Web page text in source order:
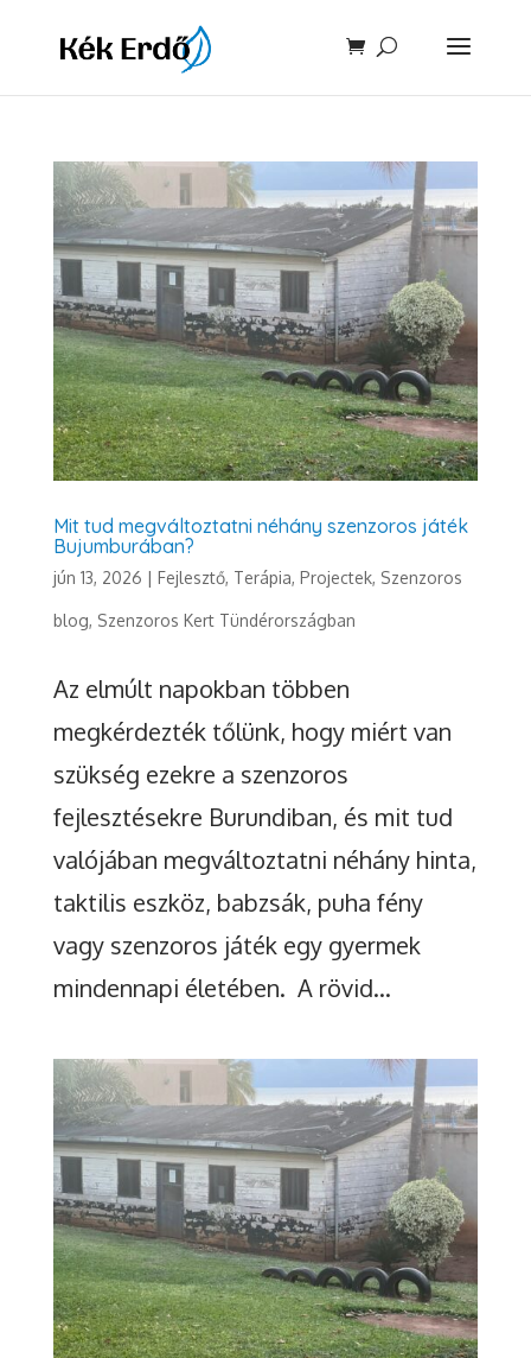
Mit tud megváltoztatni néhány szenzoros játék
Bujumburában?
jún 13, 2026 | Fejlesztő, Terápia, Projectek, Szenzoros
blog, Szenzoros Kert Tündérországban
Az elmúlt napokban többen
megkérdezték tőlünk, hogy miért van
szükség ezekre a szenzoros
fejlesztésekre Burundiban, és mit tud
valójában megváltoztatni néhány hinta,
taktilis eszköz, babzsák, puha fény
vagy szenzoros játék egy gyermek
mindennapi életében. A rövid...